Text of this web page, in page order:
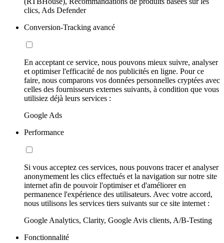
clics, Ads Defender
Conversion-Tracking avancé
En acceptant ce service, nous pouvons mieux suivre, analyser
et optimiser l'efficacité de nos publicités en ligne. Pour ce
faire, nous comparons vos données personnelles cryptées avec
celles des fournisseurs externes suivants, à condition que vous
utilisiez déjà leurs services :
Google Ads
Performance
Si vous acceptez ces services, nous pouvons tracer et analyser
anonymement les clics effectués et la navigation sur notre site
internet afin de pouvoir l'optimiser et d'améliorer en
permanence l'expérience des utilisateurs. Avec votre accord,
nous utilisons les services tiers suivants sur ce site internet :
Google Analytics, Clarity, Google Avis clients, A/B-Testing
Fonctionnalité